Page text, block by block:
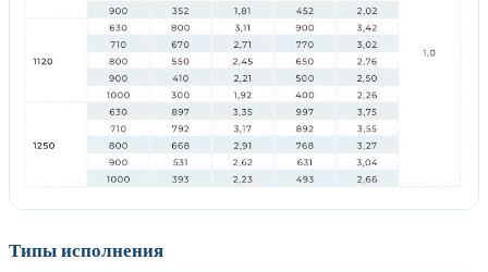
Типы исполнения